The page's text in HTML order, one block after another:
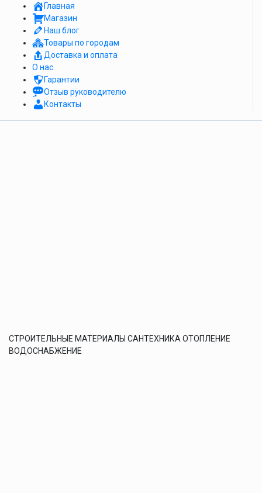
Главная
Магазин
Наш блог
Товары по городам
Доставка и оплата
О нас
Гарантии
Отзыв руководителю
Контакты
СТРОИТЕЛЬНЫЕ МАТЕРИАЛЫ САНТЕХНИКА ОТОПЛЕНИЕ
ВОДОСНАБЖЕНИЕ